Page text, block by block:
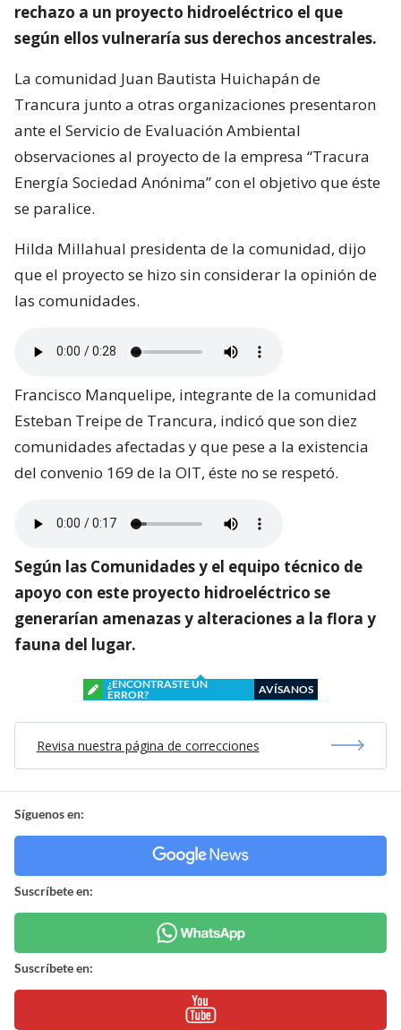
rechazo a un proyecto hidroeléctrico el que
según ellos vulneraría sus derechos ancestrales.
La comunidad Juan Bautista Huichapán de
Trancura junto a otras organizaciones presentaron
ante el Servicio de Evaluación Ambiental
observaciones al proyecto de la empresa “Tracura
Energía Sociedad Anónima” con el objetivo que éste
se paralice.
Hilda Millahual presidenta de la comunidad, dijo
que el proyecto se hizo sin considerar la opinión de
las comunidades.
Francisco Manquelipe, integrante de la comunidad
Esteban Treipe de Trancura, indicó que son diez
comunidades afectadas y que pese a la existencia
del convenio 169 de la OIT, éste no se respetó.
Según las Comunidades y el equipo técnico de
apoyo con este proyecto hidroeléctrico se
generarían amenazas y alteraciones a la flora y
fauna del lugar.
¿ENCONTRASTE UN
ERROR?
AVÍSANOS
Revisa nuestra página de correcciones
Síguenos en:
Suscríbete en:
Suscríbete en: